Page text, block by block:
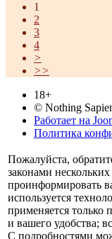
1
2
3
4
>
>>
18+
© Nothing
Работает на
Политика
Пожалуйста,
законами
проинформировать
используется
применяется только
и вашего удобства;
С подробностями